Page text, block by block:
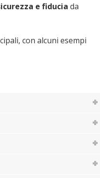
e fiducia da
con alcuni esempi